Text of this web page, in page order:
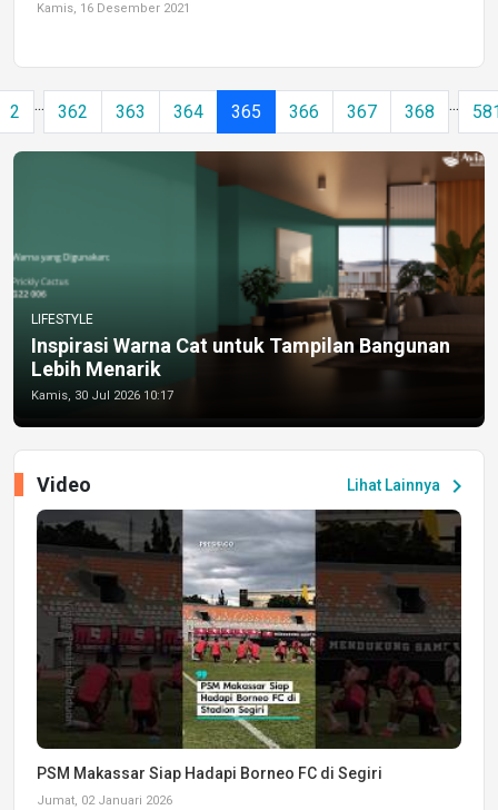
Kamis, 16 Desember 2021
2 ... 362 363 364 365 366 367 368 ...
LIFESTYLE
Inspirasi Warna Cat untuk Tampilan Bangunan
Lebih Menarik
Kamis, 30 Jul 2026 10:17
Lihat Lainnya chevron_right
Video
PSM Makassar Siap Hadapi Borneo FC di Segiri
Jumat, 02 Januari 2026